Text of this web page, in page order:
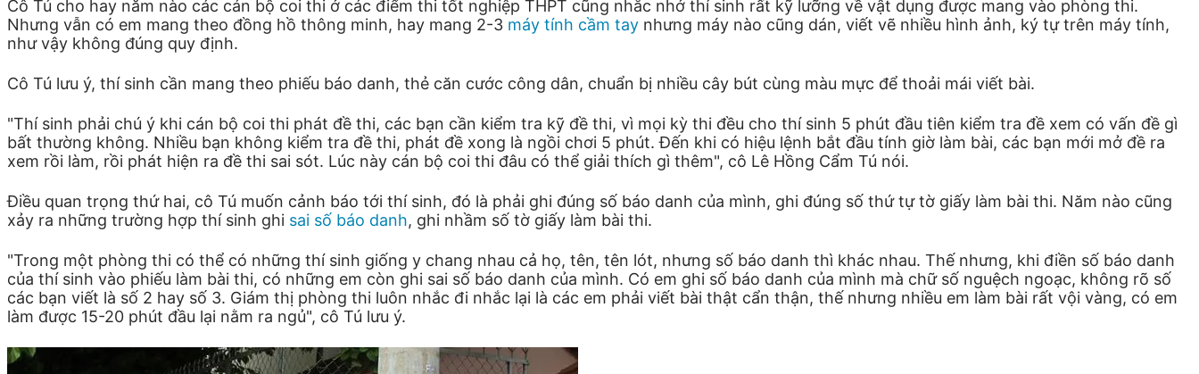
Cô Tú cho hay năm nào các cán bộ coi thi ở các điểm thi tốt nghiệp THPT cũng nhắc nhở thí sinh rất kỹ lưỡng về vật dụng được mang vào phòng thi.
Nhưng vẫn có em mang theo đồng hồ thông minh, hay mang 2-3 máy tính cầm tay nhưng máy nào cũng dán, viết vẽ nhiều hình ảnh, ký tự trên máy tính,
như vậy không đúng quy định.
Cô Tú lưu ý, thí sinh cần mang theo phiếu báo danh, thẻ căn cước công dân, chuẩn bị nhiều cây bút cùng màu mực để thoải mái viết bài.
"Thí sinh phải chú ý khi cán bộ coi thi phát đề thi, các bạn cần kiểm tra kỹ đề thi, vì mọi kỳ thi đều cho thí sinh 5 phút đầu tiên kiểm tra đề xem có vấn đề gì
bất thường không. Nhiều bạn không kiểm tra đề thi, phát đề xong là ngồi chơi 5 phút. Đến khi có hiệu lệnh bắt đầu tính giờ làm bài, các bạn mới mở đề ra
xem rồi làm, rồi phát hiện ra đề thi sai sót. Lúc này cán bộ coi thi đâu có thể giải thích gì thêm", cô Lê Hồng Cẩm Tú nói.
Điều quan trọng thứ hai, cô Tú muốn cảnh báo tới thí sinh, đó là phải ghi đúng số báo danh của mình, ghi đúng số thứ tự tờ giấy làm bài thi. Năm nào cũng
xảy ra những trường hợp thí sinh ghi sai số báo danh, ghi nhầm số tờ giấy làm bài thi.
"Trong một phòng thi có thể có những thí sinh giống y chang nhau cả họ, tên, tên lót, nhưng số báo danh thì khác nhau. Thế nhưng, khi điền số báo danh
của thí sinh vào phiếu làm bài thi, có những em còn ghi sai số báo danh của mình. Có em ghi số báo danh của mình mà chữ số nguệch ngoạc, không rõ số
các bạn viết là số 2 hay số 3. Giám thị phòng thi luôn nhắc đi nhắc lại là các em phải viết bài thật cẩn thận, thế nhưng nhiều em làm bài rất vội vàng, có em
làm được 15-20 phút đầu lại nằm ra ngủ", cô Tú lưu ý.